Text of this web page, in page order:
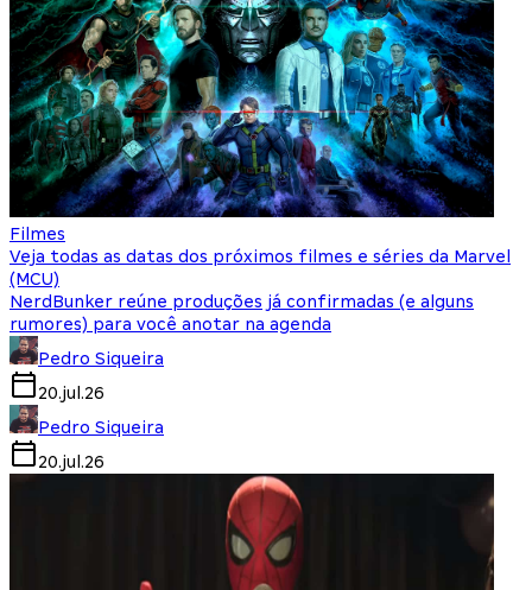
Filmes
Veja todas as datas dos próximos filmes e séries da Marvel
(MCU)
NerdBunker reúne produções já confirmadas (e alguns
rumores) para você anotar na agenda
Pedro Siqueira
20.jul.26
Pedro Siqueira
20.jul.26